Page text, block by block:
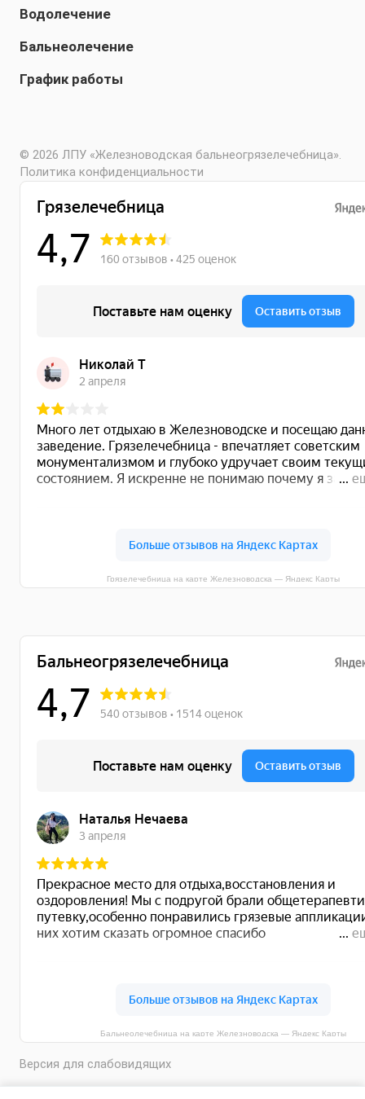
Водолечение
Бальнеолечение
График работы
© 2026 ЛПУ «Железноводская бальнеогрязелечебница».
Политика конфиденциальности
Грязелечебница на карте Железноводска — Яндекс Карты
Бальнеолечебница на карте Железноводска — Яндекс Карты
Версия для слабовидящих